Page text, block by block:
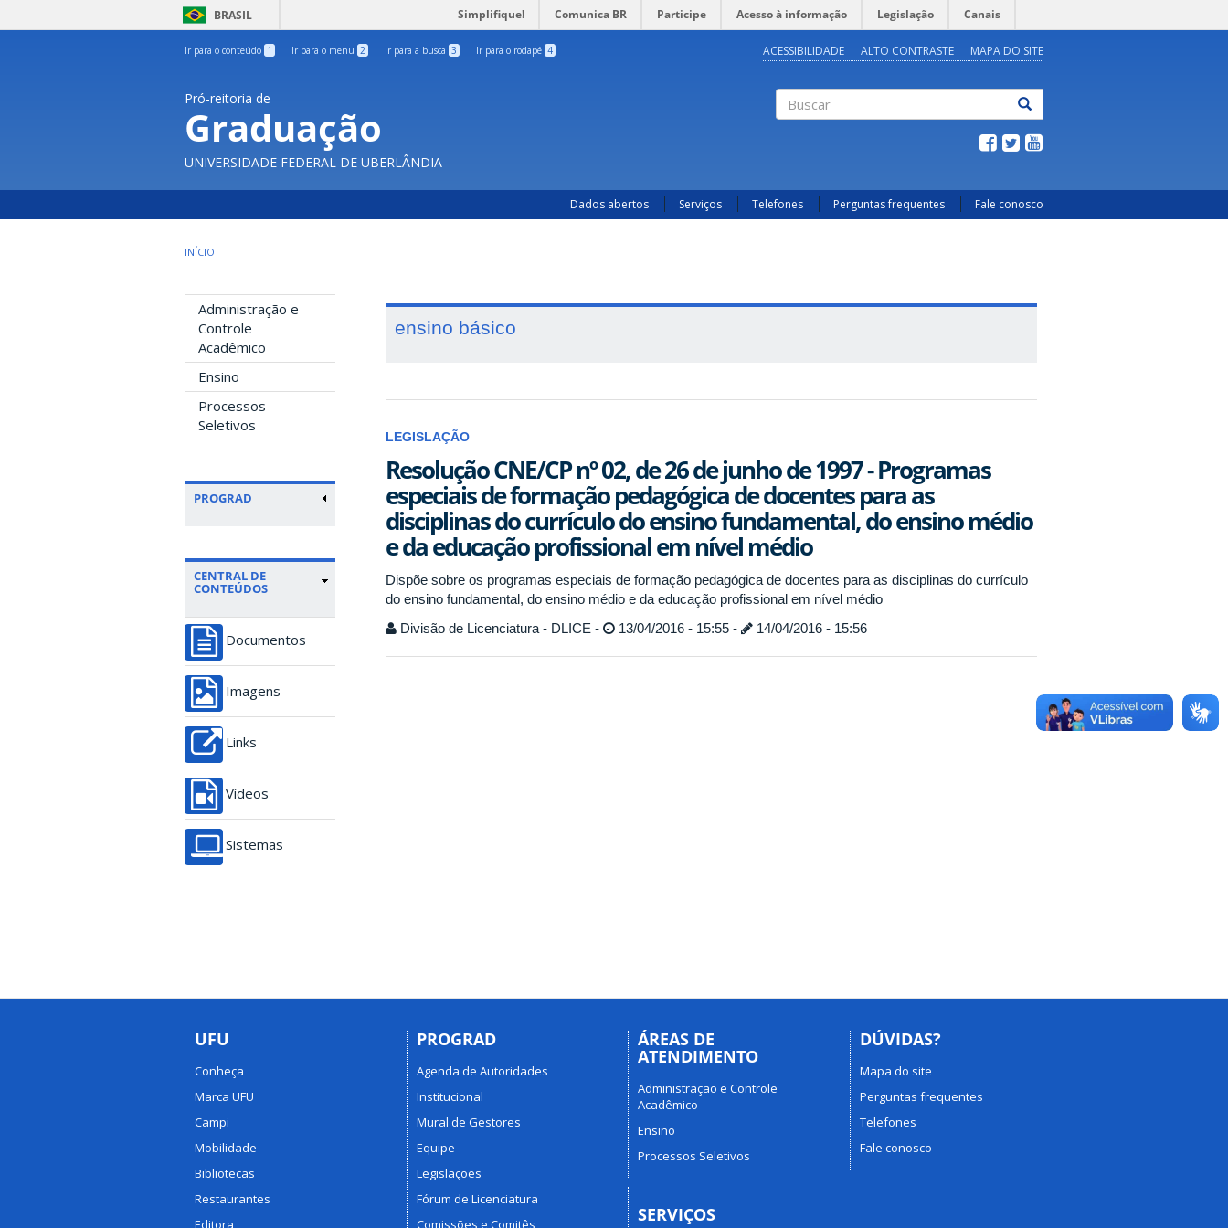
BRASIL Simplifique! Comunica BR Participe Acesso à informação Legislação Canais
Ir para o conteúdo 1 Ir para o menu 2 Ir para a busca 3 Ir para o rodapé 4 ACESSIBILIDADE ALTO CONTRASTE MAPA DO SITE
Pró-reitoria de
Graduação
UNIVERSIDADE FEDERAL DE UBERLÂNDIA
Dados abertos Serviços Telefones Perguntas frequentes Fale conosco
INÍCIO
Administração e
Controle
Acadêmico
Ensino
Processos
Seletivos
PROGRAD
CENTRAL DE
CONTEÚDOS
Documentos
Imagens
Links
Vídeos
Sistemas
ensino básico
LEGISLAÇÃO
Resolução CNE/CP nº 02, de 26 de junho de 1997 - Programas
especiais de formação pedagógica de docentes para as
disciplinas do currículo do ensino fundamental, do ensino médio
e da educação profissional em nível médio
Dispõe sobre os programas especiais de formação pedagógica de docentes para as disciplinas do currículo
do ensino fundamental, do ensino médio e da educação profissional em nível médio
Divisão de Licenciatura - DLICE -
13/04/2016 - 15:55 - 14/04/2016 - 15:56
UFU
Conheça
Marca UFU
Campi
Mobilidade
Bibliotecas
Restaurantes
Editora
PROGRAD
Agenda de Autoridades
Institucional
Mural de Gestores
Equipe
Legislações
Fórum de Licenciatura
Comissões e Comitês
ÁREAS DE
ATENDIMENTO
Administração e Controle
Acadêmico
Ensino
Processos Seletivos
SERVIÇOS
DÚVIDAS?
Mapa do site
Perguntas frequentes
Telefones
Fale conosco